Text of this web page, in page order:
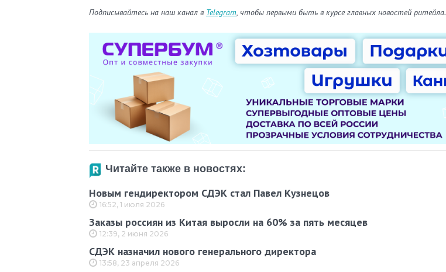
Подписывайтесь на наш канал в Telegram, чтобы первыми быть в курсе главных новостей ритейла.
Читайте также в новостях:
Новым гендиректором СДЭК стал Павел Кузнецов
16:52, 1 июля 2026
Заказы россиян из Китая выросли на 60% за пять месяцев
12:39, 2 июня 2026
СДЭК назначил нового генерального директора
13:58, 23 апреля 2026